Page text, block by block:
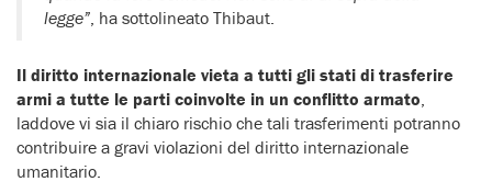
legge” , ha sottolineato Thibaut.
Il diritto internazionale vieta a tutti gli stati di trasferire
armi a tutte le parti coinvolte in un conflitto armato
laddove vi sia il chiaro rischio che tali trasferimenti potranno
contribuire a gravi violazioni del diritto internazionale
umanitario.